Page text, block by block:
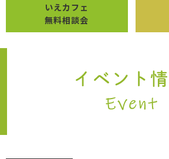
いえカフェ
無料相談会